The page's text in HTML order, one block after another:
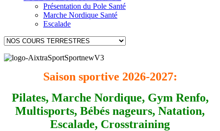
Présentation du Pole Santé
Marche Nordique Santé
Escalade
Saison sportive 2026-2027:
Pilates, Marche Nordique, Gym Renfo,
Multisports, Bébés nageurs, Natation,
Escalade, Crosstraining